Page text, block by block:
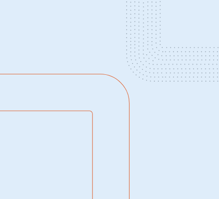
Experimente!
Nossos sistemas vão te surpreender.